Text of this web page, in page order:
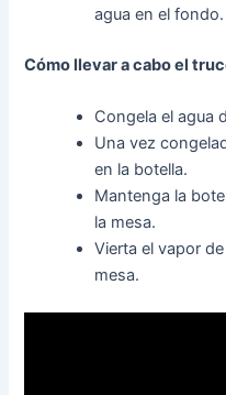
agua en el fondo.
Cómo llevar a cabo el
Congela el agua
Una vez
en la botella.
Mantenga la
la mesa.
Vierta el vapor
mesa.